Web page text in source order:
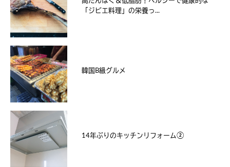
「ジビエ料理」の栄養っ...
韓国B級グルメ
14年ぶりのキッチンリフォーム②